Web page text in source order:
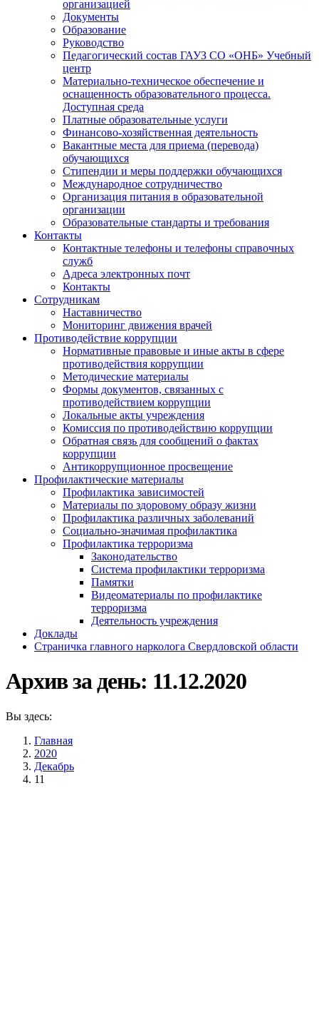
организацией
Документы
Образование
Руководство
Педагогический состав ГАУЗ СО «ОНБ» Учебный
центр
Материально-техническое обеспечение и
оснащенность образовательного процесса.
Доступная среда
Платные образовательные услуги
Финансово-хозяйственная деятельность
Вакантные места для приема (перевода)
обучающихся
Стипендии и меры поддержки обучающихся
Международное сотрудничество
Организация питания в образовательной
организации
Образовательные стандарты и требования
Контакты
Контактные телефоны и телефоны справочных
служб
Адреса электронных почт
Контакты
Сотрудникам
Наставничество
Мониторинг движения врачей
Противодействие коррупции
Нормативные правовые и иные акты в сфере
противодействия коррупции
Методические материалы
Формы документов, связанных с
противодействием коррупции
Локальные акты учреждения
Комиссия по противодействию коррупции
Обратная связь для сообщений о фактах
коррупции
Антикоррупционное просвещение
Профилактические материалы
Профилактика зависимостей
Материалы по здоровому образу жизни
Профилактика различных заболеваний
Социально-значимая профилактика
Профилактика терроризма
Законодательство
Система профилактики терроризма
Памятки
Видеоматериалы по профилактике
терроризма
Деятельность учреждения
Доклады
Страничка главного нарколога Свердловской области
Архив за день: 11.12.2020
Вы здесь:
Главная
2020
Декабрь
11